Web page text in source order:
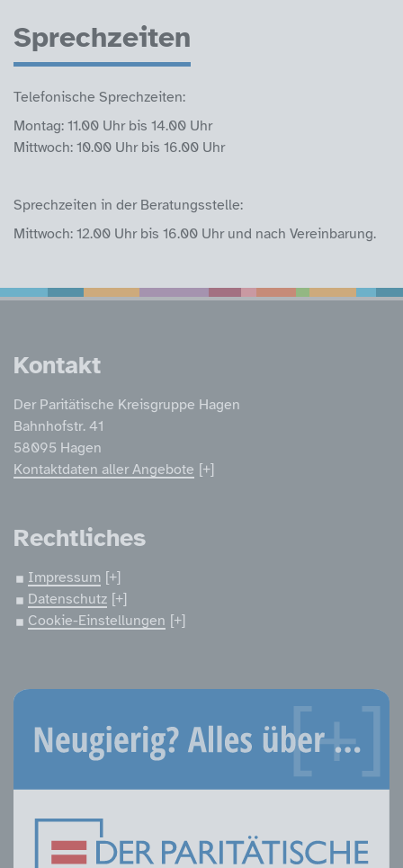
Sprechzeiten
Telefonische Sprechzeiten:
Montag: 11.00 Uhr bis 14.00 Uhr
Mittwoch: 10.00 Uhr bis 16.00 Uhr
Sprechzeiten in der Beratungsstelle:
Mittwoch: 12.00 Uhr bis 16.00 Uhr und nach Vereinbarung.
Service
Kontakt
Der Paritätische Kreisgruppe Hagen
Bahnhofstr. 41
58095 Hagen
Kontaktdaten aller Angebote
Rechtliches
Impressum
Datenschutz
Cookie-Einstellungen